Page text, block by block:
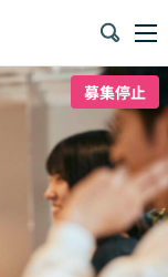
募集停止